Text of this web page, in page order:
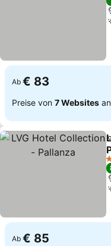
Ab € 83
Preise von 7 Websites
Ab € 85